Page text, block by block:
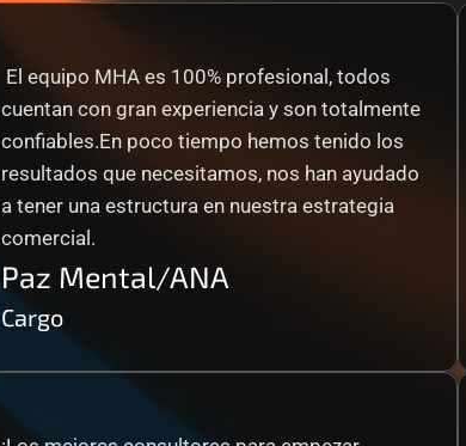
cuentan con gran experiencia y son totalmente
confiables.En poco tiempo hemos tenido los
resultados que necesitamos, nos han ayudado
a tener una estructura en nuestra estrategia
comercial.
Paz Mental/ANA
Cargo